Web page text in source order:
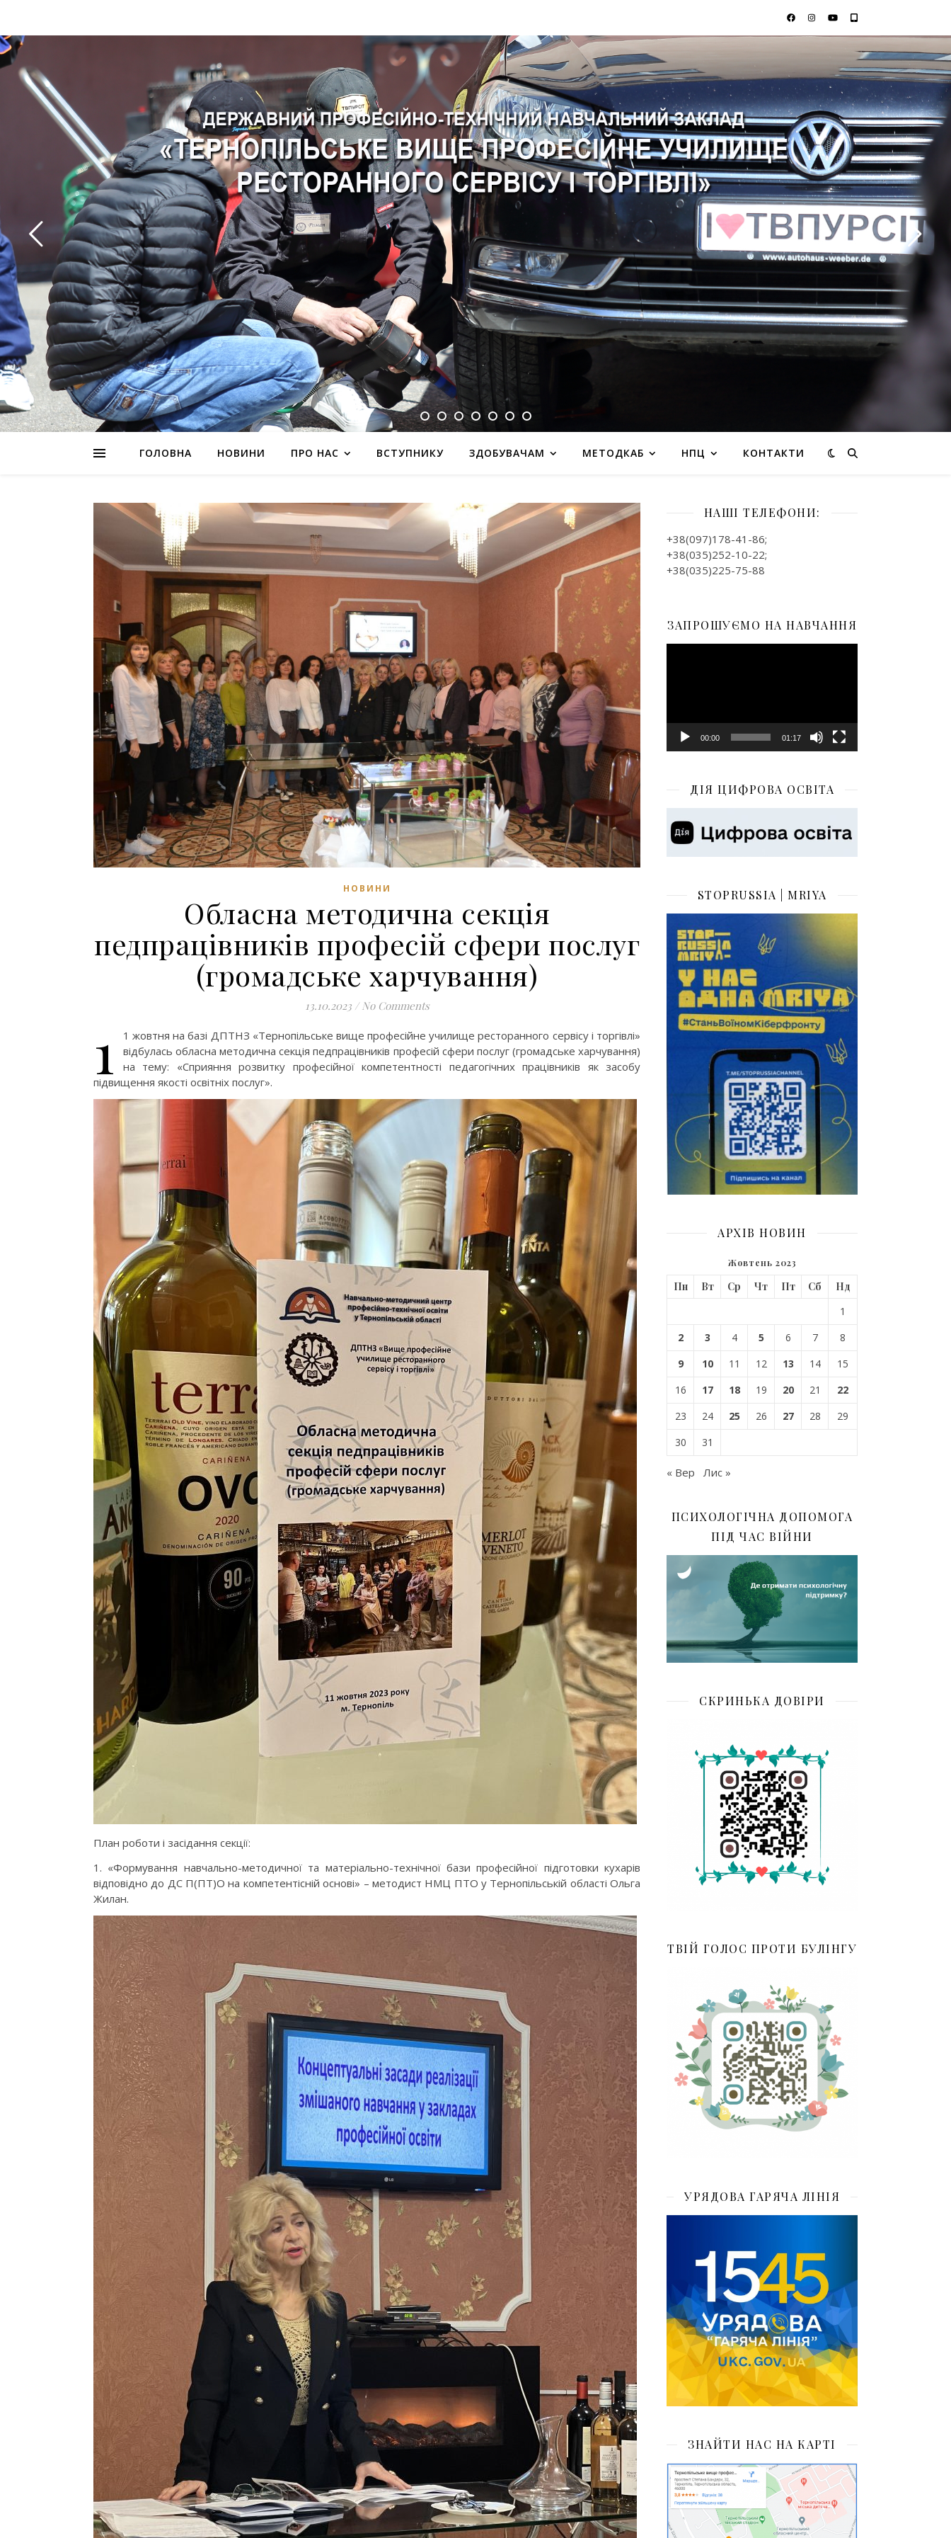
ГОЛОВНА НОВИНИ ПРО НАС ВСТУПНИКУ ЗДОБУВАЧАМ МЕТОДКАБ НПЦ КОНТАКТИ
НОВИНИ
Обласна методична секція
педпрацівників професій сфери послуг
(громадське харчування)
13.10.2023 / No Comments
1
1 жовтня на базі ДПТНЗ «Тернопільське вище професійне училище ресторанного сервісу і торгівлі»
відбулась обласна методична секція педпрацівників професій сфери послуг (громадське харчування)
на тему: «Сприяння розвитку професійної компетентності педагогічних працівників як засобу
підвищення якості освітніх послуг».
План роботи і засідання секції:
1. «Формування навчально-методичної та матеріально-технічної бази професійної підготовки кухарів
відповідно до ДС П(ПТ)О на компетентісній основі» – методист НМЦ ПТО у Тернопільській області Ольга
Жилан.
НАШІ ТЕЛЕФОНИ:
+38(097)178-41-86;
+38(035)252-10-22;
+38(035)225-75-88
ЗАПРОШУЄМО НА НАВЧАННЯ
00:00 01:17
ДІЯ ЦИФРОВА ОСВІТА
STOPRUSSIA | MRIYA
АРХІВ НОВИН
Жовтень 2023
Пн Вт Ср Чт Пт Сб
Нд
1
2
3 4 5 6 7
8
9
10 11 12 13 14
15
16
17 18 19 20 21
22
23
24 25 26 27 28
29
30
31
« Вер Лис »
ПСИХОЛОГІЧНА ДОПОМОГА
ПІД ЧАС ВІЙНИ
СКРИНЬКА ДОВІРИ
ТВІЙ ГОЛОС ПРОТИ БУЛІНГУ
УРЯДОВА ГАРЯЧА ЛІНІЯ
ЗНАЙТИ НАС НА КАРТІ